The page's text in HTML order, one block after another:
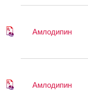
Амлодипин
Амлодипин